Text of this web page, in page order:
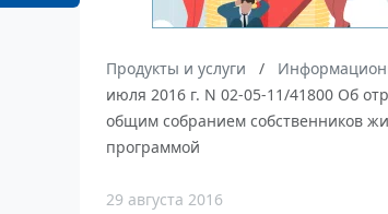
Продукты и услуги
июля 2016 г. N 02-05-11/41800 Об
общим собранием собственников
программой
29 августа 2016